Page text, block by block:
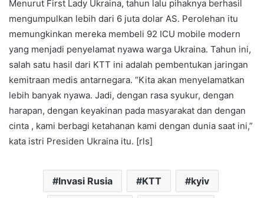
Menurut First Lady Ukraina, tahun lalu pihaknya berhasil
mengumpulkan lebih dari 6 juta dolar AS. Perolehan itu
memungkinkan mereka membeli 92 ICU mobile modern
yang menjadi penyelamat nyawa warga Ukraina. Tahun ini,
salah satu hasil dari KTT ini adalah pembentukan jaringan
kemitraan medis antarnegara. “Kita akan menyelamatkan
lebih banyak nyawa. Jadi, dengan rasa syukur, dengan
harapan, dengan keyakinan pada masyarakat dan dengan
cinta , kami berbagi ketahanan kami dengan dunia saat ini,”
kata istri Presiden Ukraina itu. [rls]
Invasi Rusia KTT kyiv